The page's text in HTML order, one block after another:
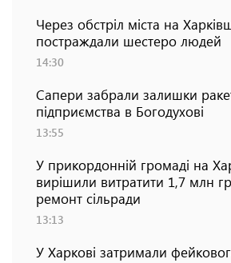
Через обстріл міста на
постраждали шестеро людей
14:30
Сапери забрали залишки
підприємства в Богодухові
13:55
У прикордонній громаді на
вирішили витратити 1,7 млн
ремонт сільради
13:13
У Харкові затримали